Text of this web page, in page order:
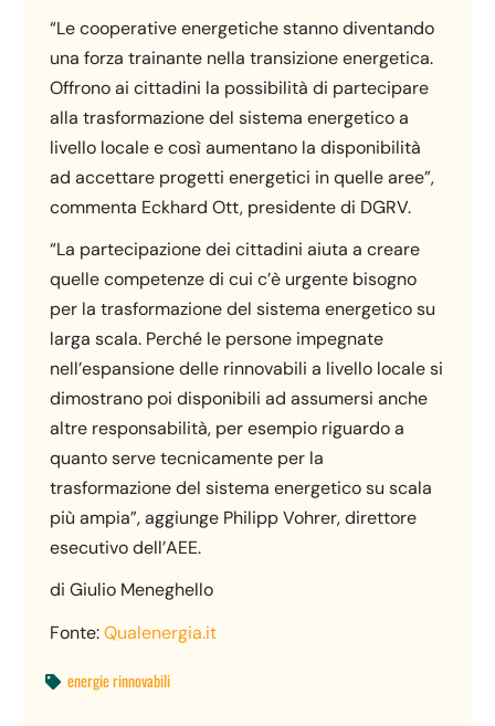
“Le cooperative energetiche stanno diventando
una forza trainante nella transizione energetica.
Offrono ai cittadini la possibilità di partecipare
alla trasformazione del sistema energetico a
livello locale e così aumentano la disponibilità
ad accettare progetti energetici in quelle aree”,
commenta Eckhard Ott, presidente di DGRV.
“La partecipazione dei cittadini aiuta a creare
quelle competenze di cui c’è urgente bisogno
per la trasformazione del sistema energetico su
larga scala. Perché le persone impegnate
nell’espansione delle rinnovabili a livello locale si
dimostrano poi disponibili ad assumersi anche
altre responsabilità, per esempio riguardo a
quanto serve tecnicamente per la
trasformazione del sistema energetico su scala
più ampia”, aggiunge Philipp Vohrer, direttore
esecutivo dell’AEE.
di Giulio Meneghello
Fonte:Qualenergia.it
 energie rinnovabili